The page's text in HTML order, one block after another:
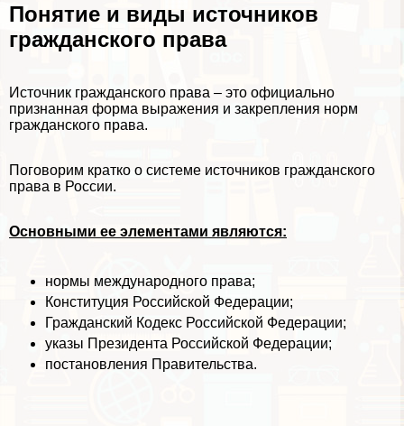
Понятие и виды источников
гражданского права
Источник гражданского права – это официально
признанная форма выражения и закрепления норм
гражданского права.
Поговорим кратко о системе источников гражданского
права в России.
Основными ее элементами являются:
нормы международного права;
Конституция Российской Федерации;
Гражданский Кодекс Российской Федерации;
указы Президента Российской Федерации;
постановления Правительства.